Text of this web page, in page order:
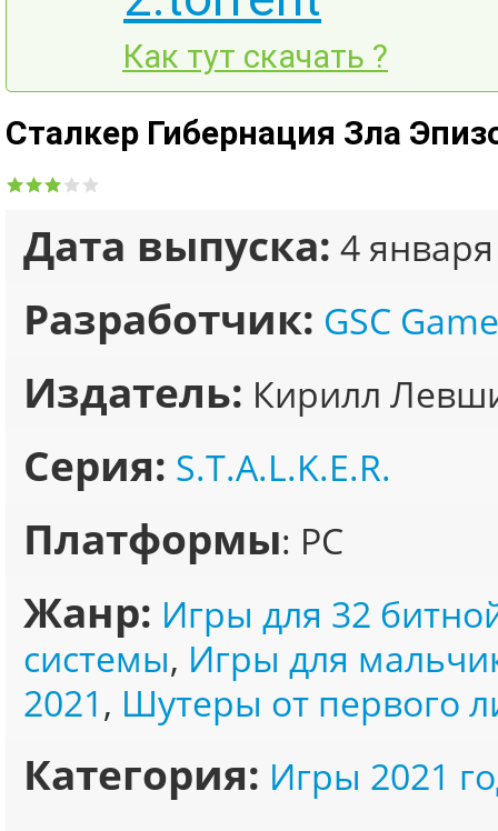
Как тут скачать ?
Сталкер Гибернация Зла
Дата выпуска: 4
Разработчик: GSC
Издатель: Кирилл
Серия: S.T.A.L.K.E.R.
Платформы: PC
Жанр: Игры для 32
системы, Игры для
2021, Шутеры от первого
Категория: Игры 2021